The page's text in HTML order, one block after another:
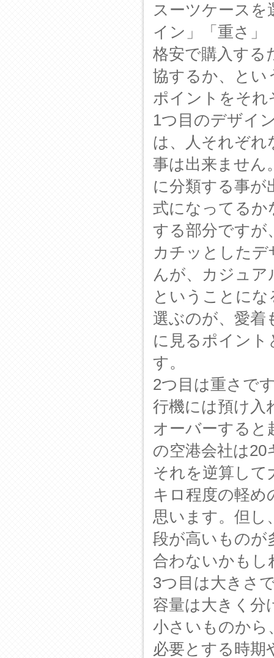
スーツケース
イン」「重さ」
格安で購入する
協するか、とい
ポイントをそれ
1つ目のデザイ
は、人それぞれ
事は出来ません
に分類する事が
式になってるか
する部分ですが
カチッとした
んが、カジュ
ということに
選ぶのが、愛着
に見るポイン
す。
2つ目は重さで
行機には預け入
オーバーすると
の空港会社は
それを逆算し
キロ程度の軽め
思います。但し
段が高いものが
合わないかもし
3つ目は大きさ
容量は大きく分
小さいものから
必要とする時期